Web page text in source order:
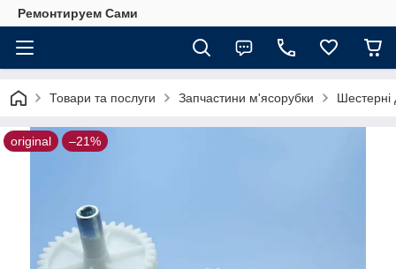
Ремонтируем Сами
Товари та послуги Запчастини м'ясорубки Шестерні
original –21%